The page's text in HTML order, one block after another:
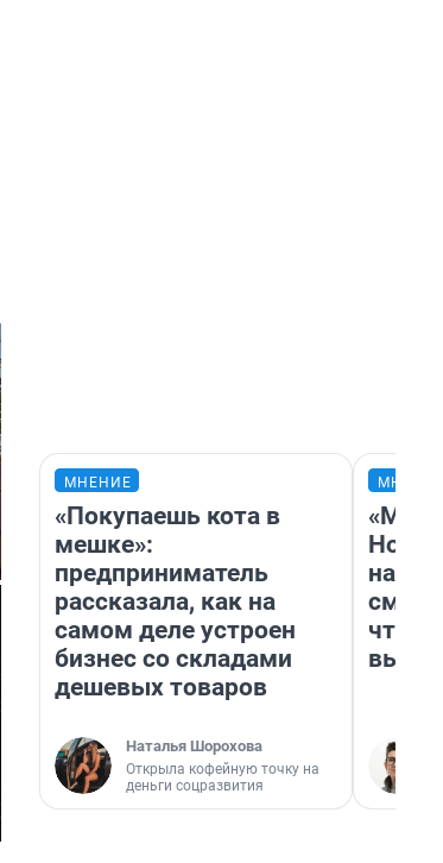
МНЕНИЕ
«Покупаешь кота в
мешке»:
предприниматель
рассказала, как на
самом деле устроен
бизнес со складами
дешевых товаров
Наталья Шорохова
Открыла кофейную точку на
деньги соцразвития
«Мы